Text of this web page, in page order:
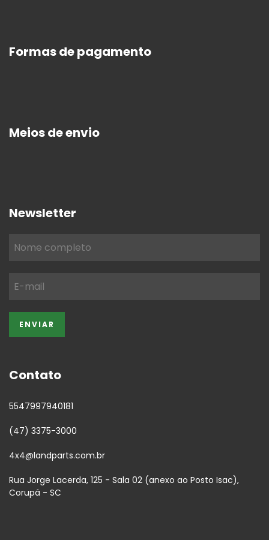
Formas de pagamento
Meios de envio
Newsletter
Contato
5547997940181
(47) 3375-3000
4x4@landparts.com.br
Rua Jorge Lacerda, 125 - Sala 02 (anexo ao Posto Isac),
Corupá - SC